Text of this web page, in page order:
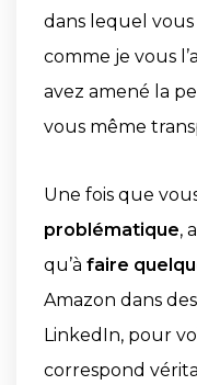
dans lequel
comme je vous
avez amené la
vous même
Une fois que
problématique,
qu’à faire
Amazon dans
LinkedIn, pour
correspond